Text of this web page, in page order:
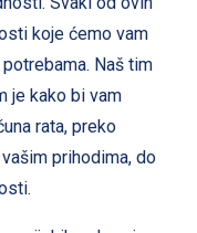
koje ćemo vam
Naš tim
je kako bi vam
rata, preko
prihodima, do